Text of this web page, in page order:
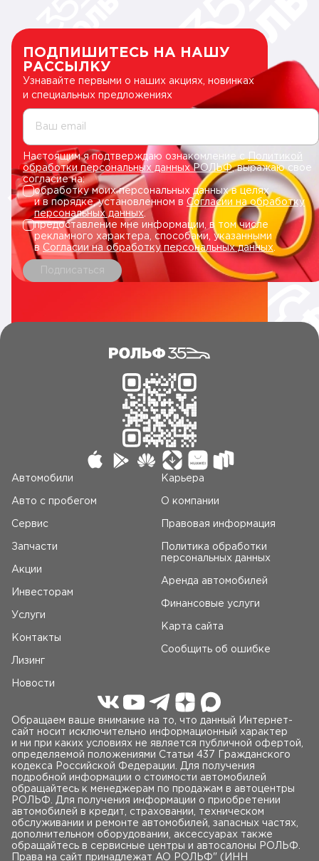
ПОДПИШИТЕСЬ НА НАШУ
РАССЫЛКУ
Узнавайте первыми о наших акциях, новинках
и специальных предложениях
Ваш email
Настоящим я подтверждаю ознакомление сПолитикой
обработки персональных данных РОЛЬФ, выражаю свое
согласие на:
обработку моих персональных данных в целях
и в порядке, установленном в Согласии на обработку
персональных данных.
предоставление мне информации, в том числе
рекламного характера, способами, указанными
в Согласии на обработку персональных данных
Подписаться
Автомобили
Авто c пробегом
Сервис
Запчасти
Акции
Инвесторам
Услуги
Контакты
Лизинг
Новости
Карьера
О компании
Правовая информация
Политика обработки
персональных данных
Аренда автомобилей
Финансовые услуги
Карта сайта
Сообщить об ошибке
Обращаем ваше внимание на то, что данный Интернет-
сайт носит исключительно информационный характер
и ни при каких условиях не является публичной офертой,
определяемой положениями Статьи 437 Гражданского
кодекса Российской Федерации. Для получения
подробной информации о стоимости автомобилей
обращайтесь к менеджерам по продажам в автоцентры
РОЛЬФ. Для получения информации о приобретении
автомобилей в кредит, страховании, техническом
обслуживании и ремонте автомобилей, запасных частях,
дополнительном оборудовании, аксессуарах также
обращайтесь в сервисные центры и автосалоны РОЛЬФ.
Права на сайт принадлежат AO РОЛЬФ" (ИНН